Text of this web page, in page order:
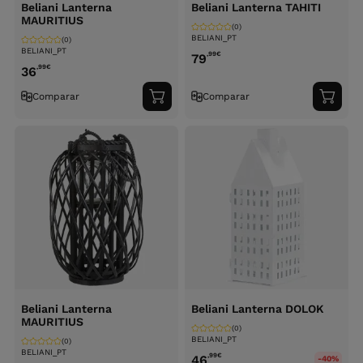
Beliani Lanterna
MAURITIUS
BELIANI_PT
(0)
36,99€
Comparar
Adicionar
ao
Beliani Lanterna TAHITI
BELIANI_PT
(0)
79,99€
Comparar
ao
Beliani Lanterna
MAURITIUS
BELIANI_PT
(0)
Beliani Lanterna DOLOK
BELIANI_PT
(0)
,99€
-40%